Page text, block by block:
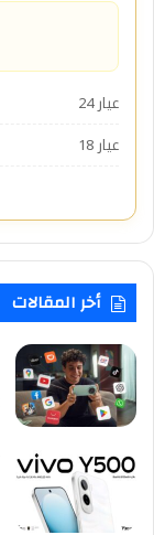
عيار 24
عيار 18
أخر المقالات